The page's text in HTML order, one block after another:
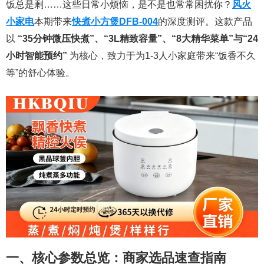
饭总是剩……这些日常小烦恼，是不是也常常困扰你？ 风火
小家电本期带来快煮小方煲DFB-004的深度测评。这款产品
以 “35分钟微压快煮”、“3L精致容量”、“8大精华菜单”与“24
小时智能预约” 为核心，致力于为1-3人小家庭带来“饭香不久
等”的舒心体验。
一、核心参数总览：商家选品速查指南